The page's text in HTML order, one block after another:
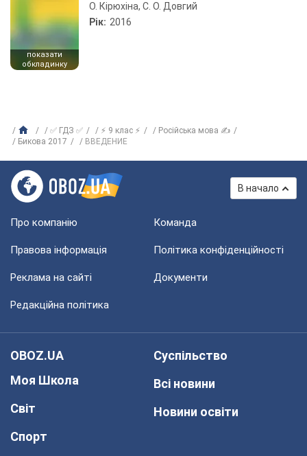
показати
обкладинку
О. Кірюхіна, С. О. Довгий
Рік: 2016
✅ ГДЗ ✅ ⚡ 9 клас ⚡
Російська мова ✍
Бикова 2017
ВВЕДЕНИЕ
В начало
Про компанію Команда
Правова інформація Політика конфіденційності
Реклама на сайті Документи
Редакційна політика
OBOZ.UA
Моя Школа
Світ
Спорт
Суспільство
Всі новини
Новини освіти